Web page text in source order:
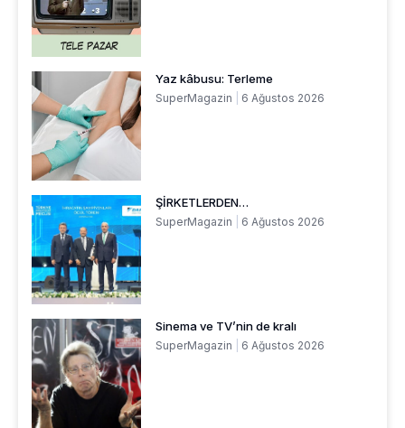
Yaz kâbusu: Terleme
SuperMagazin 6 Ağustos 2026
ŞİRKETLERDEN…
SuperMagazin 6 Ağustos 2026
Sinema ve TV’nin de kralı
SuperMagazin 6 Ağustos 2026